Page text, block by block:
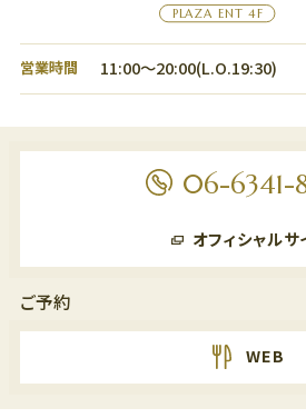
LANGUAGE
7F
レストラン、劇場
6F
ビューティー、リラクゼーション、
スクール 5F
PLAZA ENT 4F
営業時間 11:00～20:00(L.O.19:30)
06-6341-
オフィシャルサ
ご予約
WEB